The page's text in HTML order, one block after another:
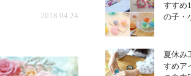
2018.04.24
すすめ
の子・
夏休み
すめア